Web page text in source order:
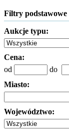
Filtry podstawowe
Aukcje typu:
Cena:
od
do
Miasto:
Województwo: